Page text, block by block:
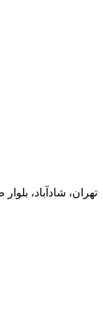
تهران، شادآباد،